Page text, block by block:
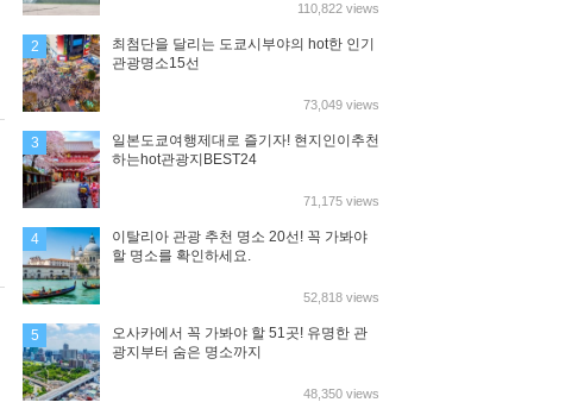
110,822 views
2
최첨단을 달리는 도쿄시부야의 hot한 인기
관광명소15선
73,049 views
3
일본도쿄여행제대로 즐기자! 현지인이추천
하는hot관광지BEST24
71,175 views
4
이탈리아 관광 추천 명소 20선! 꼭 가봐야
할 명소를 확인하세요.
52,818 views
5
오사카에서 꼭 가봐야 할 51곳! 유명한 관
광지부터 숨은 명소까지
48,350 views